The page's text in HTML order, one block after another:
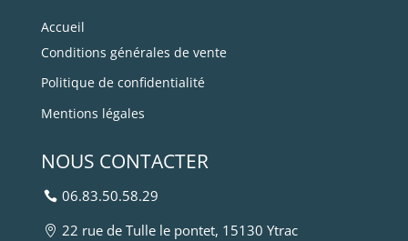
Accueil
Conditions générales de vente
Politique de confidentialité
Mentions légales
NOUS CONTACTER
06.83.50.58.29
22 rue de Tulle le pontet, 15130 Ytrac